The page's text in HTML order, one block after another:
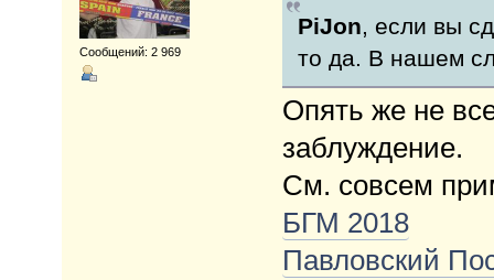
Сообщений: 2 969
PiJon, если вы
то да. В нашем
Опять же не
заблуждение.
См. совсем
БГМ 2018
Павловский